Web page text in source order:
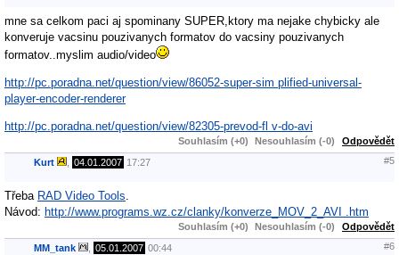
mne sa celkom paci aj spominany SUPER,ktory ma nejake chybicky ale
konveruje vacsinu pouzivanych formatov do vacsiny pouzivanych
formatov..myslim audio/video
http://pc.poradna.net/question/view/86052-super-sim plified-universal-
player-encoder-renderer
http://pc.poradna.net/question/view/82305-prevod-fl v-do-avi
Souhlasím (+0) Nesouhlasím (-0) Odpovědět
Kurt 04.01.2007 17:27 #5
Třeba RAD Video Tools
Návod: http://www.programs.wz.cz/clanky/konverze_MOV_2_AVI .htm
Souhlasím (+0) Nesouhlasím (-0) Odpovědět
MM_tank 05.01.2007 00:44 #6